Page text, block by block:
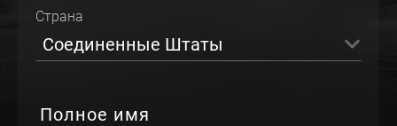
Страна
Соединенные Штаты
Полное имя